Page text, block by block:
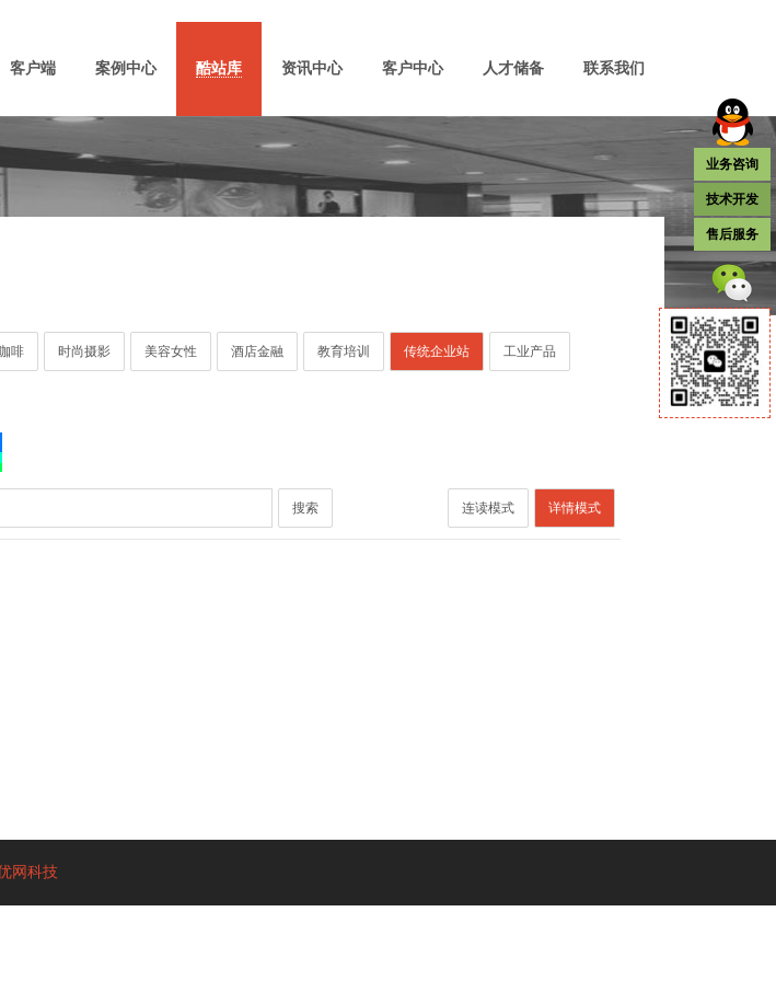
客户端 案例中心 酷站库 资讯中心 客户中心 人才储备 联系我们
啡 时尚摄影 美容女性 酒店金融 教育培训 传统企业站 工业产品
详情模式
连读模式
搜索
网科技
业务咨询
技术开发
售后服务